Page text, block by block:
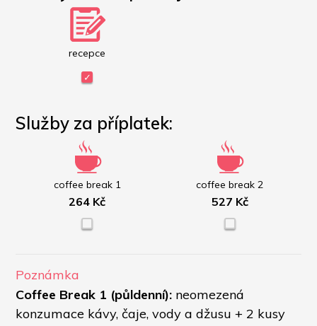
recepce
Služby za příplatek:
coffee break 1
264 Kč
coffee break 2
527 Kč
Poznámka
Coffee Break 1 (půldenní): neomezená
konzumace kávy, čaje, vody a džusu + 2 kusy